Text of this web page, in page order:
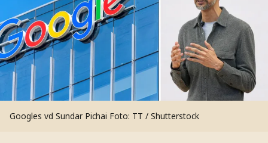
Googles vd Sundar Pichai Foto: TT / Shutterstock